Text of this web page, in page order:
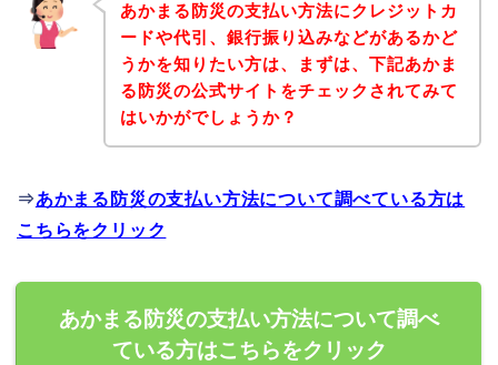
あかまる防災の支払い方法にクレジットカ
ードや代引、銀行振り込みなどがあるかど
うかを知りたい方は、まずは、下記あかま
る防災の公式サイトをチェックされてみて
はいかがでしょうか？
⇒あかまる防災の支払い方法について調べている方は
こちらをクリック
あかまる防災の支払い方法について調べ
ている方はこちらをクリック